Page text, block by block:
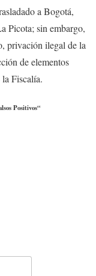
a Bogotá,
Picota; sin embargo,
privación ilegal de la
de elementos
Fiscalía.
Positivos“